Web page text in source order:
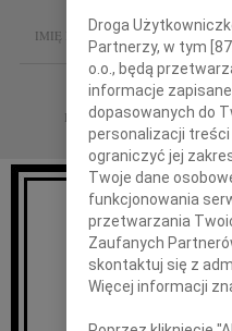
IMIĘ I NAZWISKO:
REGION: Warszawa
DATA EMISJI: 21.05.2026
Z żalem
Droga
Partnerzy, w tym [
o.o., będą
informacje
dopasowanych do
personalizacji treści
ograniczyć jej
Twoje dane
funkcjonowania
przetwarzania
Zaufanych
skontaktuj się z
Więcej informacji